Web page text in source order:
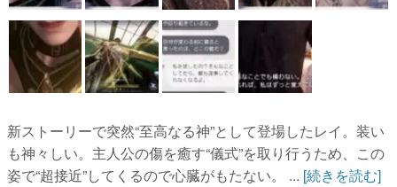
新ストーリーで突然“至高なる神”として登場したレイ。装い
も神々しい。主人公の傷を癒す“儀式”を取り行うため、この
姿で“超接近”してくるので心臓がもたない。 ... [続きを読む]